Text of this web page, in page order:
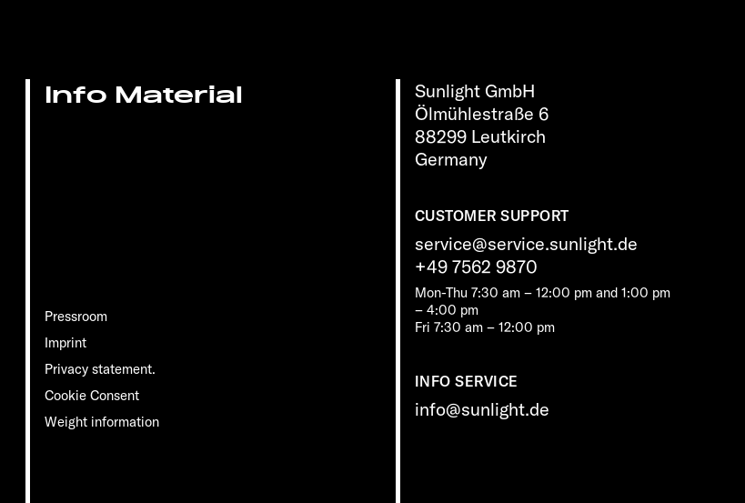
Sunlight GmbH
Ölmühlestraße 6
88299 Leutkirch
Germany
CUSTOMER SUPPORT
service@service.sunlight.de
+49 7562 9870
Mon-Thu 7:30 am – 12:00 pm and 1:00 pm
– 4:00 pm
Fri 7:30 am – 12:00 pm
INFO SERVICE
info@sunlight.de
Info Material
Pressroom
Imprint
Privacy statement.
Cookie Consent
Weight information